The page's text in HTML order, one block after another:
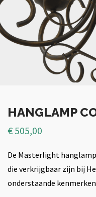
HANGLAMP
€ 505,00
De Masterlight
die verkrijgbaar zijn bij
onderstaande kenmerken